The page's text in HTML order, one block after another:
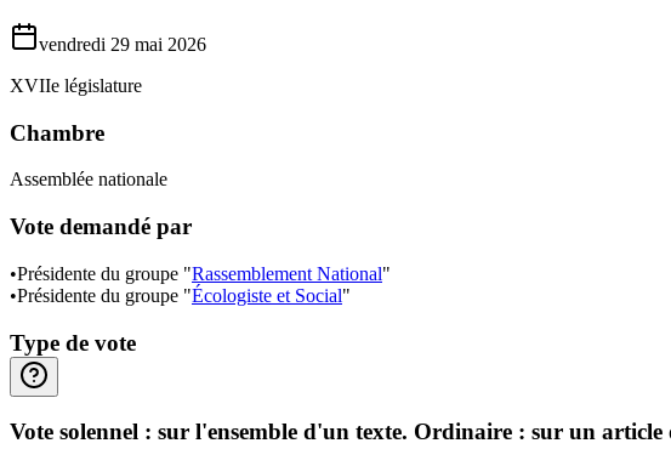
vendredi 29 mai 2026
XVIIe législature
Chambre
Assemblée nationale
Vote demandé par
•Présidente du groupe "Rassemblement National"
•Présidente du groupe "Écologiste et Social"
Type de vote
Vote solennel : sur l'ensemble d'un texte. Ordinaire : sur un